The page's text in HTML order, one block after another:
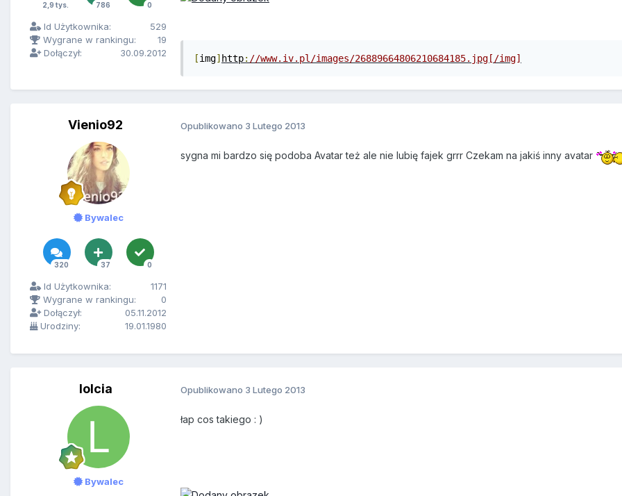
2,9 tys. 786 0
Id Użytkownika:
529
Wygrane w rankingu:
19
Dołączył:
30.09.2012 [img]http: //www.iv.pl/images/26889664806210684185.jpg[/img]
Vienio92
Bywalec
320 37 0
Id Użytkownika:
1171
Wygrane w rankingu:
0
Dołączył:
05.11.2012
Urodziny:
19.01.1980
Opublikowano 3 Lutego 2013
sygna mi bardzo się podoba Avatar też ale nie lubię fajek grrr Czekam na jakiś inny avatar
lolcia
Bywalec
Opublikowano 3 Lutego 2013
łap cos takiego : )